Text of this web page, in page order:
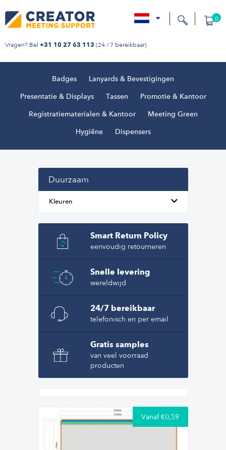
Vragen? Bel +31 10 27 63 113 (24 / 7 bereikbaar)
0
Badges Lanyards & Bevestigingen
Presentatie & Displays Tassen Promotie & Kantoor
Registratiematerialen & Kantoor Meeting Green
Hygiëne Dispensers
Duurzaam
Kleuren
Smart Return Policy
eenvoudig retourneren
Snelle levering
wereldwijd
24/7 bereikbaar
telefonisch en per email
Gratis samples
van veel voorraad
producten
Vanaf €0,59